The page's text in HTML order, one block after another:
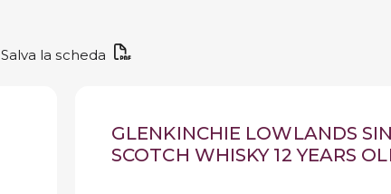
Salva la scheda
GLENKINCHIE LOWLANDS
SCOTCH WHISKY 12 YEARS